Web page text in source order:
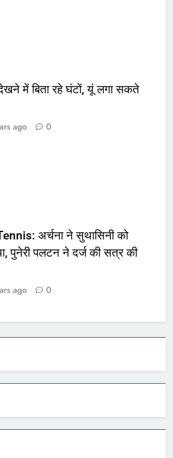
देखने में बिता रहे घंटों, यूं लगा सकते
ago 0
अर्चना ने सुथासिनी को
पुनेरी पलटन ने दर्ज की सत्र की
ago 0